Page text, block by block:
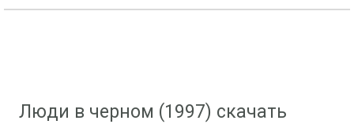
Люди в черном (1997) скачать